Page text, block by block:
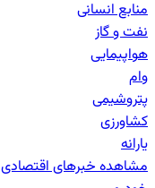
منابع انسانی
نفت و گاز
هواپیمایی
وام
پتروشیمی
کشاورزی
یارانه
مشاهده خبرهایاقتصادی